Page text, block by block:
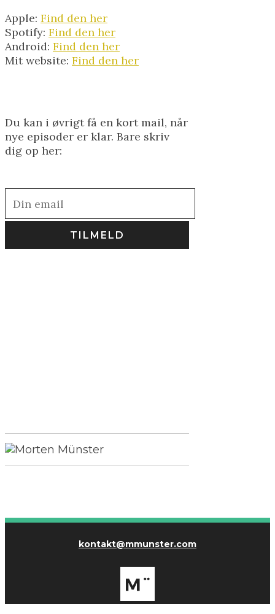
Apple: Find den her
Spotify: Find den her
Android: Find den her
Mit website: Find den her
Du kan i øvrigt få en kort mail, når
nye episoder er klar. Bare skriv
dig op her:
kontakt@mmunster.com